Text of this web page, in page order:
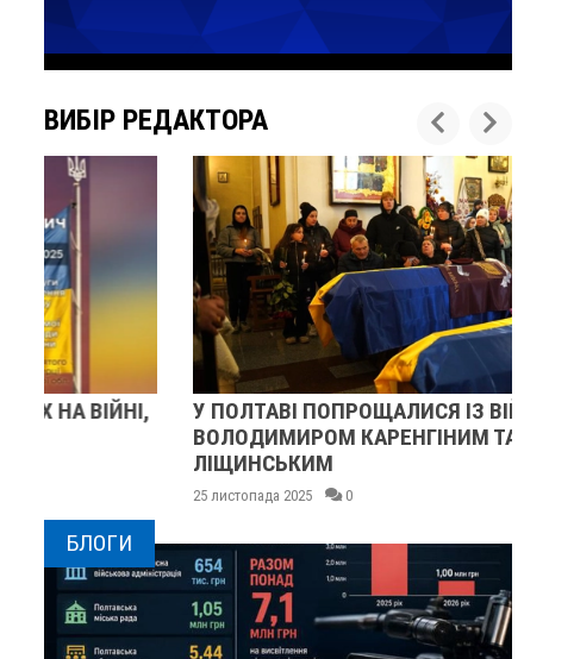
ВИБІР РЕДАКТОРА
У ПОЛТАВІ ПОПРОЩАЛИСЯ ІЗ ВІЙСЬКОВИМИ
ВОЛОДИМИРОМ КАРЕНГІНИМ ТА ОЛЕГОМ
0
БЛОГИ